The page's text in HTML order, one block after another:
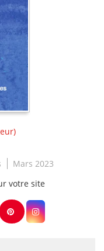
Mars 2023
votre site